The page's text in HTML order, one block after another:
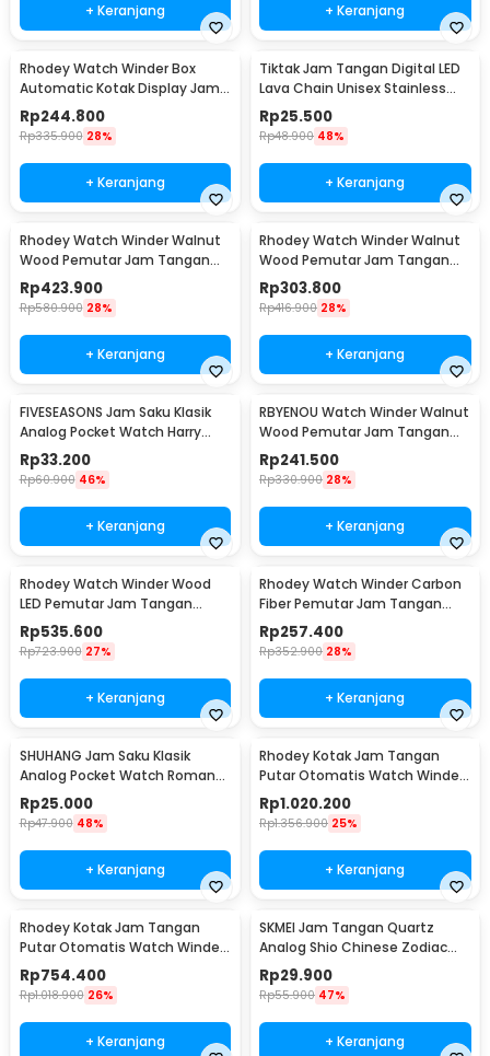
+ Keranjang + Keranjang
Rhodey Watch Winder Box
Automatic Kotak Display Jam
Tangan 1 Slot - SKW14
Rp244.800
Rp335.900 28%
+ Keranjang
Tiktak Jam Tangan Digital LED
Lava Chain Unisex Stainless
Steel Strap - TK-4
Rp25.500
Rp48.900 48%
+ Keranjang
Rhodey Watch Winder Walnut
Wood Pemutar Jam Tangan
Otomatis 2 Slot - SKW166-B
Rp423.900
Rp580.900 28%
+ Keranjang
Rhodey Watch Winder Walnut
Wood Pemutar Jam Tangan
Otomatis 1 Slot - SKW165-B
Rp303.800
Rp416.900 28%
+ Keranjang
FIVESEASONS Jam Saku Klasik
Analog Pocket Watch Harry
Potter Edition - HQ8048
Rp33.200
Rp60.900 46%
+ Keranjang
RBYENOU Watch Winder Walnut
Wood Pemutar Jam Tangan
Otomatis 1 Slot - RB3
Rp241.500
Rp330.900 28%
+ Keranjang
Rhodey Watch Winder Wood
LED Pemutar Jam Tangan
Otomatis 3 Slot - SKW167
Rp535.600
Rp723.900 27%
+ Keranjang
Rhodey Watch Winder Carbon
Fiber Pemutar Jam Tangan
Otomatis 3 Slot - SKW33
Rp257.400
Rp352.900 28%
+ Keranjang
SHUHANG Jam Saku Klasik
Analog Pocket Watch Roman
Steampunk - PJX1596
Rp25.000
Rp47.900 48%
+ Keranjang
Rhodey Kotak Jam Tangan
Putar Otomatis Watch Winder
LED 4 Slot - SKW164-B
Rp1.020.200
Rp1.356.900 25%
+ Keranjang
Rhodey Kotak Jam Tangan
Putar Otomatis Watch Winder
LED 6 Slot - SKW168
Rp754.400
Rp1.018.900 26%
+ Keranjang
SKMEI Jam Tangan Quartz
Analog Shio Chinese Zodiac
Waterproof 30M Babi - 2327
Rp29.900
Rp55.900 47%
+ Keranjang